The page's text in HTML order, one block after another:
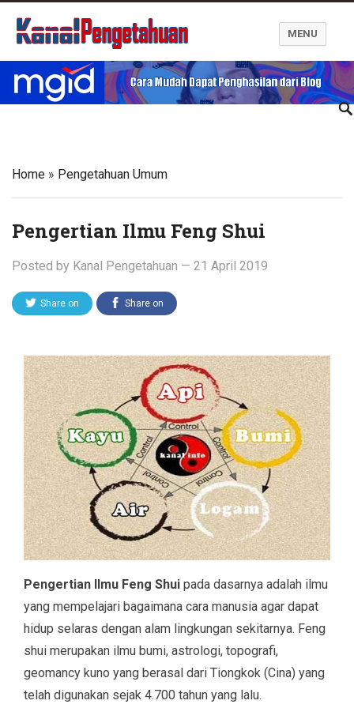
Kanal Pengetahuan dan Informasi
MENU
Home » Pengetahuan Umum
Pengertian Ilmu Feng Shui
Posted by Kanal Pengetahuan — 21 April 2019
Share on Share on
Pengertian Ilmu Feng Shui pada dasarnya adalah ilmu
yang mempelajari bagaimana cara manusia agar dapat
hidup selaras dengan alam lingkungan sekitarnya. Feng
shui merupakan ilmu bumi, astrologi, topografi,
geomancy kuno yang berasal dari Tiongkok (Cina) yang
telah digunakan sejak 4.700 tahun yang lalu.